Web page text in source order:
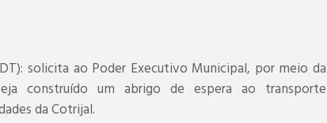
solicita ao Poder Executivo Municipal, por meio da
construído um abrigo de espera ao transporte
da Cotrijal.